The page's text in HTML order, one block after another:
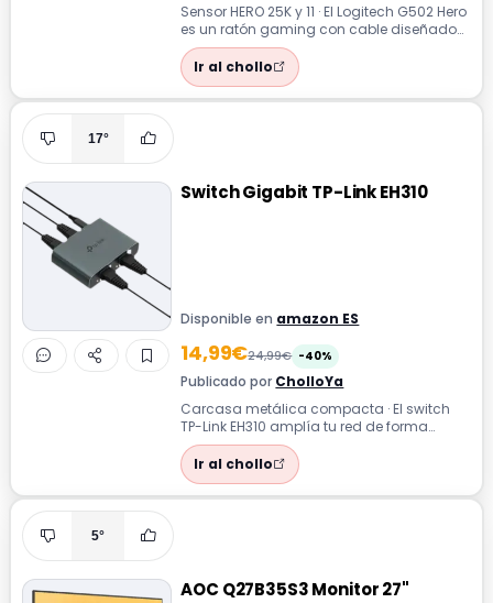
Sensor HERO 25K y 11 · El Logitech G502 Hero
es un ratón gaming con cable diseñado
para ofrecer precisión y control t...
Ir al chollo
17°
Switch Gigabit TP-Link EH310
Disponible en amazon ES
14,99€24,99€ -40%
Publicado por CholloYa
Carcasa metálica compacta · El switch
TP-Link EH310 amplía tu red de forma
sencilla, ofreciendo conexión por cable
es...Ir al chollo
5°
AOC Q27B35S3 Monitor 27"